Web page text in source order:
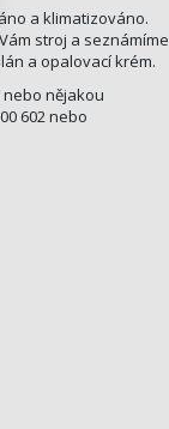
a klimatizováno.
stroj a seznámíme
a opalovací krém.
nějakou
602 nebo